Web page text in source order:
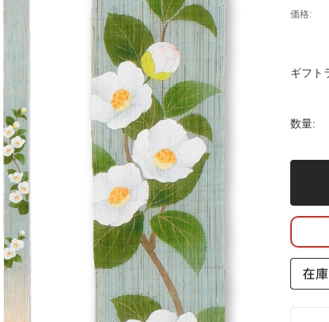
価格:
ギフト
数量: